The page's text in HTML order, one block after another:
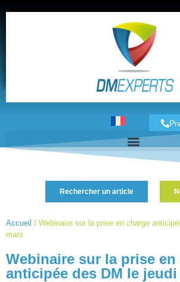
Accueil / Webinaire sur la prise en charge
mars
Webinaire sur la prise en
anticipée des DM le jeudi
Rechercher un article